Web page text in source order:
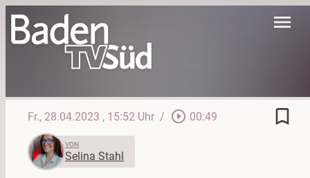
menu
Fr., 28.04.2023 , 15:52 Uhr / play_circle_outline 00:49 bookmark_border
VON
Selina Stahl